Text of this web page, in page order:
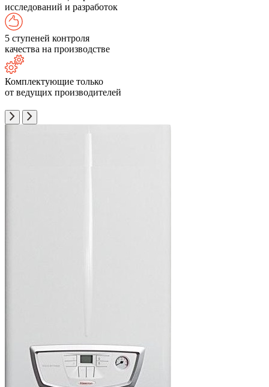
исследований и разработок
5 ступеней контроля
качества на производстве
Комплектующие только
от ведущих производителей